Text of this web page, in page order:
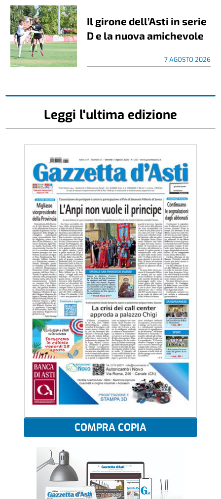
Il girone dell’Asti in serie
D e la nuova amichevole
7 AGOSTO 2026
Leggi l'ultima edizione
COMPRA COPIA